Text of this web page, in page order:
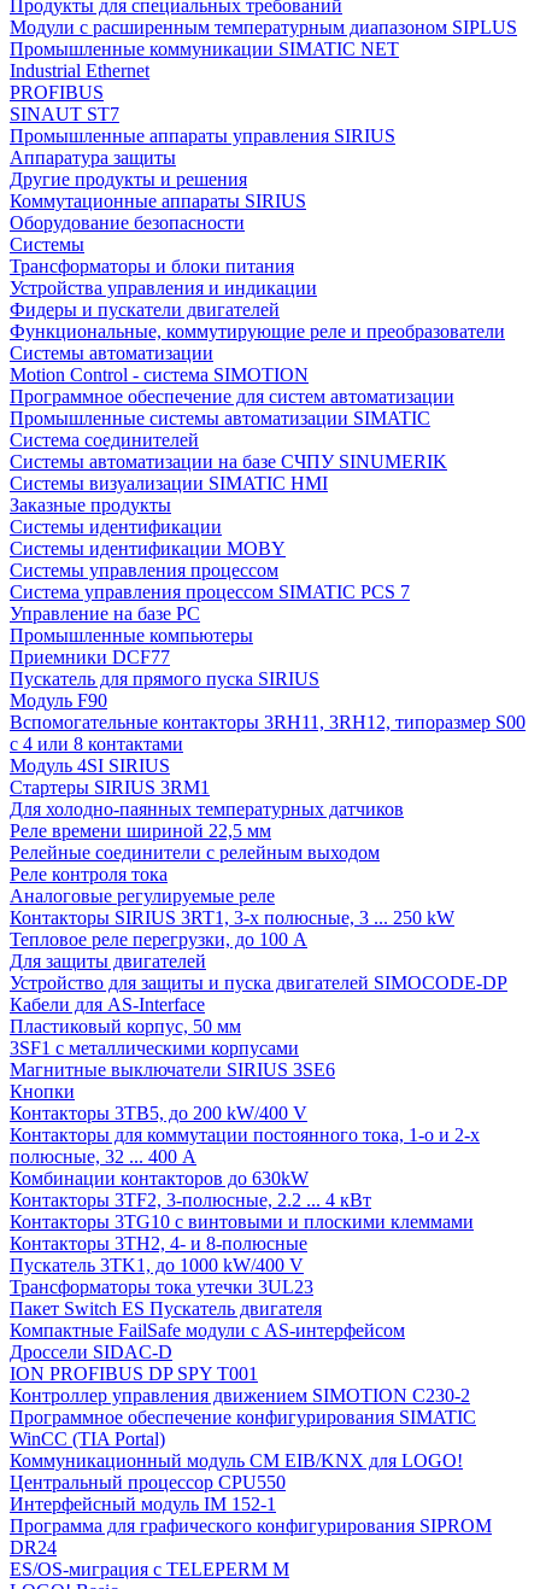
Продукты для специальных требований
Модули с расширенным температурным диапазоном SIPLUS
Промышленные коммуникации SIMATIC NET
Industrial Ethernet
PROFIBUS
SINAUT ST7
Промышленные аппараты управления SIRIUS
Аппаратура защиты
Другие продукты и решения
Коммутационные аппараты SIRIUS
Оборудование безопасности
Системы
Трансформаторы и блоки питания
Устройства управления и индикации
Фидеры и пускатели двигателей
Функциональные, коммутирующие реле и преобразователи
Системы автоматизации
Motion Control - система SIMOTION
Программное обеспечение для систем автоматизации
Промышленные системы автоматизации SIMATIC
Система соединителей
Системы автоматизации на базе СЧПУ SINUMERIK
Системы визуализации SIMATIC HMI
Заказные продукты
Системы идентификации
Системы идентификации MOBY
Системы управления процессом
Система управления процессом SIMATIC PCS 7
Управление на базе РС
Промышленные компьютеры
Приемники DCF77
Пускатель для прямого пуска SIRIUS
Модуль F90
Вспомогательные контакторы 3RH11, 3RH12, типоразмер S00
с 4 или 8 контактами
Модуль 4SI SIRIUS
Стартеры SIRIUS 3RM1
Для холодно-паянных температурных датчиков
Реле времени шириной 22,5 мм
Релейные соединители с релейным выходом
Реле контроля тока
Аналоговые регулируемые реле
Контакторы SIRIUS 3RT1, 3-х полюсные, 3 ... 250 kW
Тепловое реле перегрузки, до 100 A
Для защиты двигателей
Устройство для защиты и пуска двигателей SIMOCODE-DP
Кабели для AS-Interface
Пластиковый корпус, 50 мм
3SF1 с металлическими корпусами
Магнитные выключатели SIRIUS 3SE6
Кнопки
Контакторы 3TB5, до 200 kW/400 V
Контакторы для коммутации постоянного тока, 1-о и 2-х
полюсные, 32 ... 400 A
Комбинации контакторов до 630kW
Контакторы 3TF2, 3-полюсные, 2.2 ... 4 кВт
Контакторы 3TG10 c винтовыми и плоскими клеммами
Контакторы 3TH2, 4- и 8-полюсные
Пускатель 3TK1, до 1000 kW/400 V
Трансформаторы тока утечки 3UL23
Пакет Switch ES Пускатель двигателя
Компактные FailSafe модули с AS-интерфейсом
Дроссели SIDAC-D
ION PROFIBUS DP SPY T001
Контроллер управления движением SIMOTION C230-2
Программное обеспечение конфигурирования SIMATIC
WinCC (TIA Portal)
Коммуникационный модуль CM EIB/KNX для LOGO!
Центральный процессор CPU550
Интерфейсный модуль IM 152-1
Программа для графического конфигурирования SIPROM
DR24
ES/OS-миграция с TELEPERM M